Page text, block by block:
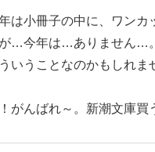
は小冊子の中に、ワンカ
が…今年は…ありません…
いうことなのかもしれま
がんばれ～。新潮文庫買